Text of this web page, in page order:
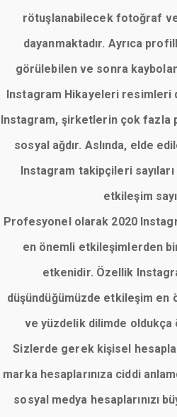
rötuşlanabilecek fotoğraf
dayanmaktadır. Ayrıca
görülebilen ve sonra
Instagram Hikayeleri resimleri
Instagram, şirketlerin çok fazla
sosyal ağdır. Aslında, elde
Instagram takipçileri
etkileşim
Profesyonel olarak 2020
en önemli etkileşimlerden
etkenidir. Özellik
düşündüğümüzde etkileşim en
ve yüzdelik dilimde
Sizlerde gerek kişisel
marka hesaplarınıza ciddi
sosyal medya hesaplarınızı